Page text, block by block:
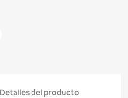
Detalles del producto